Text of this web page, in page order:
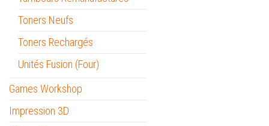
Toners Neufs
Toners Rechargés
Unités Fusion (Four)
Games Workshop
Impression 3D